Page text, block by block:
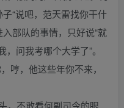
“说吧，范天雷找你干什
入部队的事情，只好说“就
，问我考哪个大学了”。
哼，他这些年你不来，
，不敢看何副司令的眼